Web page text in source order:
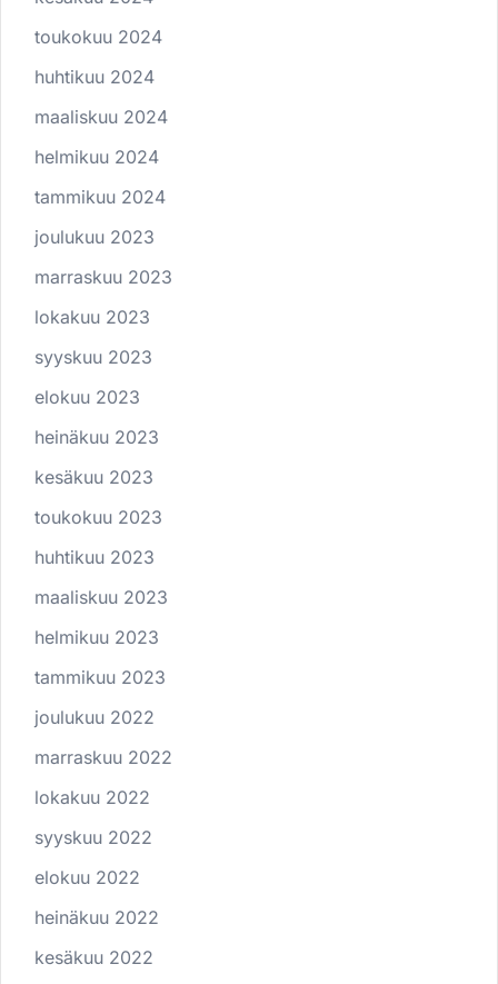
toukokuu 2024
huhtikuu 2024
maaliskuu 2024
helmikuu 2024
tammikuu 2024
joulukuu 2023
marraskuu 2023
lokakuu 2023
syyskuu 2023
elokuu 2023
heinäkuu 2023
kesäkuu 2023
toukokuu 2023
huhtikuu 2023
maaliskuu 2023
helmikuu 2023
tammikuu 2023
joulukuu 2022
marraskuu 2022
lokakuu 2022
syyskuu 2022
elokuu 2022
heinäkuu 2022
kesäkuu 2022